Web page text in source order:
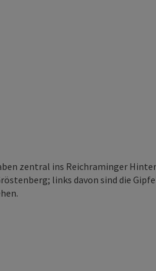
zentral ins Reichraminger
links davon sind die